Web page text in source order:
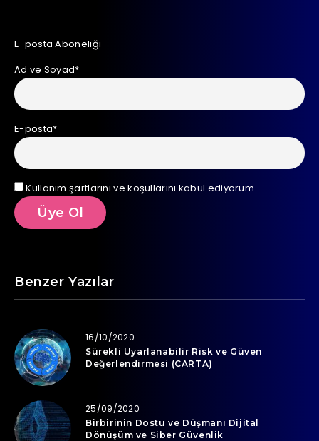
E-posta Aboneliği
Ad ve Soyad*
E-posta*
Kullanım şartlarını ve koşullarını kabul ediyorum.
Benzer Yazılar
16/10/2020
Sürekli Uyarlanabilir Risk ve Güven
Değerlendirmesi (CARTA)
25/09/2020
Birbirinin Dostu ve Düşmanı Dijital
Dönüşüm ve Siber Güvenlik